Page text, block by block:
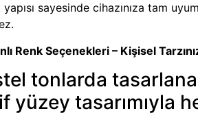
yapısı sayesinde cihazınıza tam
Renk Seçenekleri – Kişisel
tonlarda
yüzey tasarımıyla